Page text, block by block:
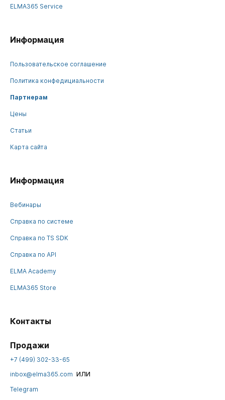
ELMA365 Service
Информация
Пользовательское соглашение
Политика конфедициальности
Партнерам
Цены
Статьи
Карта сайта
Информация
Вебинары
Справка по системе
Справка по TS SDK
Справка по API
ELMA Academy
ELMA365 Store
Контакты
Продажи
+7 (499) 302-33-65
inbox@elma365.com или
Telegram